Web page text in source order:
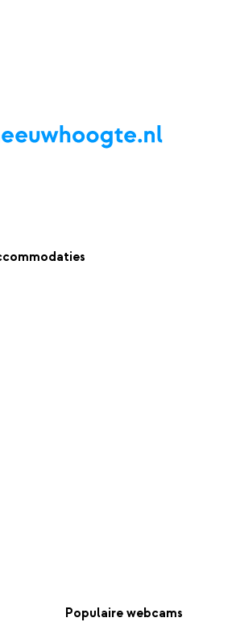
TipsReviewsLive updatesApp
Populaire webcams